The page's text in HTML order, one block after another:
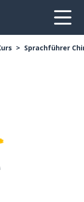
Sprachführer